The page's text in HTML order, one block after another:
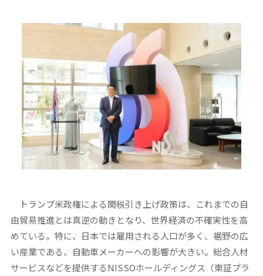
トランプ米政権による関税引き上げ政策は、これまでの自
由貿易推進とは真逆の動きとなり、世界経済の不確実性を高
めている。特に、日本では雇用される人口が多く、裾野の広
い産業である、自動車メーカーへの影響が大きい。総合人材
サービスなどを提供するNISSOホールディングス（東証プラ